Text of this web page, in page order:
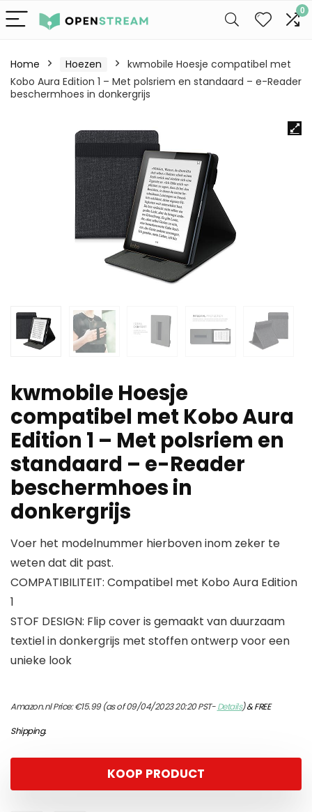
0
Home Hoezen
kwmobile Hoesje compatibel met
Kobo Aura Edition 1 – Met polsriem en standaard – e-Reader
beschermhoes in donkergrijs
kwmobile Hoesje
compatibel met Kobo Aura
Edition 1 – Met polsriem en
standaard – e-Reader
beschermhoes in
donkergrijs
Voer het modelnummer hierboven inom zeker te
weten dat dit past.
COMPATIBILITEIT: Compatibel met Kobo Aura Edition
1
STOF DESIGN: Flip cover is gemaakt van duurzaam
textiel in donkergrijs met stoffen ontwerp voor een
unieke look
Amazon.nl Price:€15.99(as of 09/04/2023 20:20 PST-Details)&FREE
Shipping.
KOOP PRODUCT